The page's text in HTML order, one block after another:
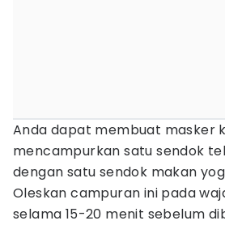
Anda dapat membuat masker
mencampurkan satu sendok
dengan satu sendok makan
Oleskan campuran ini pada
selama 15-20 menit sebelum